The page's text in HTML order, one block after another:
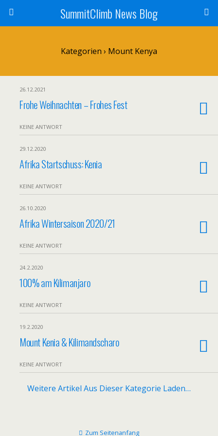
SummitClimb News Blog
Kategorien › Mount Kenya
26.12.2021
Frohe Weihnachten – Frohes Fest
KEINE ANTWORT
29.12.2020
Afrika Startschuss: Kenia
KEINE ANTWORT
26.10.2020
Afrika Wintersaison 2020/21
KEINE ANTWORT
24.2.2020
100% am Kilimanjaro
KEINE ANTWORT
19.2.2020
Mount Kenia & Kilimandscharo
KEINE ANTWORT
Weitere Artikel Aus Dieser Kategorie Laden…
Zum Seitenanfang